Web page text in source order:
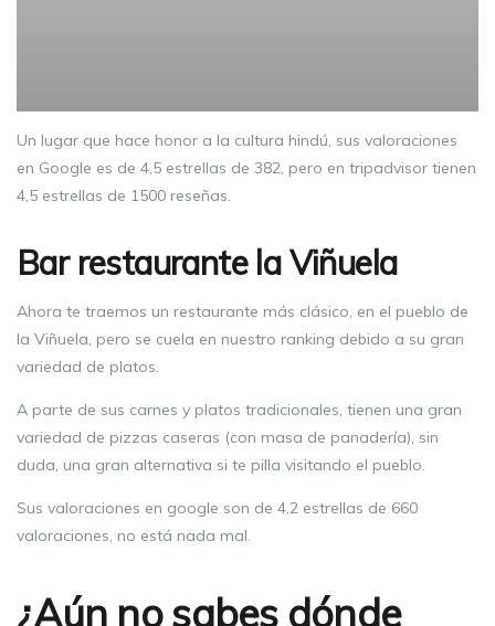
Un lugar que hace honor a la cultura hindú, sus valoraciones
en Google es de 4,5 estrellas de 382, pero en tripadvisor tienen
4,5 estrellas de 1500 reseñas.
Bar restaurante la Viñuela
Ahora te traemos un restaurante más clásico, en el pueblo de
la Viñuela, pero se cuela en nuestro ranking debido a su gran
variedad de platos.
A parte de sus carnes y platos tradicionales, tienen una gran
variedad de pizzas caseras (con masa de panadería), sin
duda, una gran alternativa si te pilla visitando el pueblo.
Sus valoraciones en google son de 4,2 estrellas de 660
valoraciones, no está nada mal.
¿Aún no sabes dónde